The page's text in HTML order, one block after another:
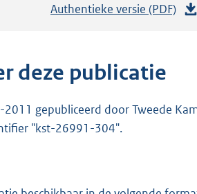
Authentieke versie (PDF)
n
deze publicatie
gepubliceerd door Tweede
"kst-26991-304".